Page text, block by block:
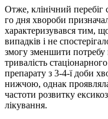
Отже, клінічний перебіг
го дня хвороби
характеризувався тим,
випадків і не
змогу зменшити потребу в
тривалість
препарату з 3-4-ї доби
нижчою, однак
частоти розвитку
лікування.